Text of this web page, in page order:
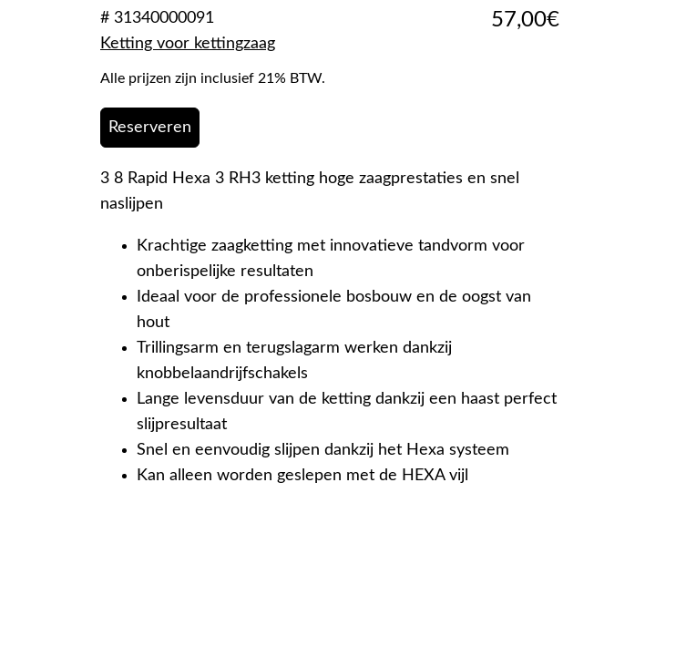
# 31340000091
Ketting voor kettingzaag
57,00€
Alle prijzen zijn inclusief 21% BTW.
Reserveren
3 8 Rapid Hexa 3 RH3 ketting hoge zaagprestaties en snel
naslijpen
Krachtige zaagketting met innovatieve tandvorm voor
onberispelijke resultaten
Ideaal voor de professionele bosbouw en de oogst van
hout
Trillingsarm en terugslagarm werken dankzij
knobbelaandrijfschakels
Lange levensduur van de ketting dankzij een haast perfect
slijpresultaat
Snel en eenvoudig slijpen dankzij het Hexa systeem
Kan alleen worden geslepen met de HEXA vijl